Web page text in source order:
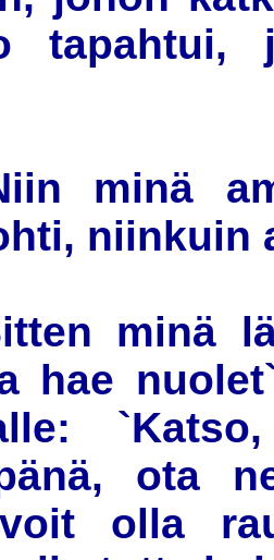
tapahtui,
minä
niinkuin
minä
hae
ota
olla